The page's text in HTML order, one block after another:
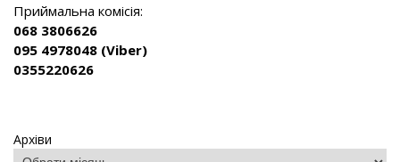
Приймальна комісія:
068 3806626
095 4978048 (Viber)
0355220626
Архіви